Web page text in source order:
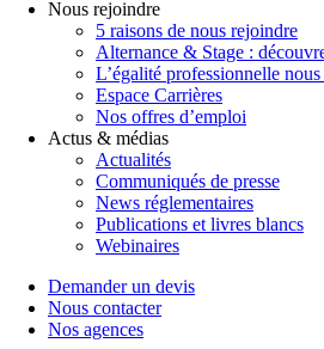
Nous rejoindre
5 raisons de nous rejoindre
Alternance & Stage :
L’égalité professionnelle
Espace Carrières
Nos offres d’emploi
Actus & médias
Actualités
Communiqués de presse
News réglementaires
Publications et livres blancs
Webinaires
Demander un devis
Nous contacter
Nos agences